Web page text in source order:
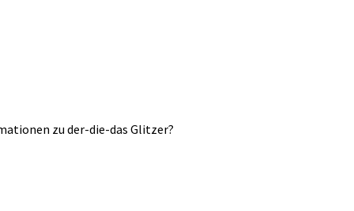
zu der-die-das Glitzer?